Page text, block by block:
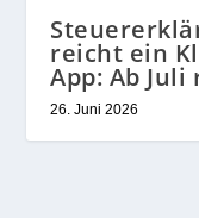
reicht ein
App: Ab
26. Juni 2026